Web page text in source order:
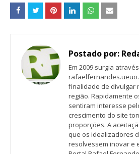
Postado por:
Em 2009 surgia
finalidade de divulgar
região. Rapidamente
sentiram interesse
crescimento do site
proporções. A
que os idealizadores
resolvessem inovar e